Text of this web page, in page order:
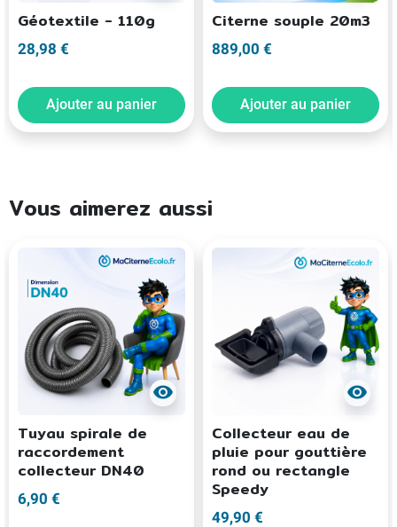
Géotextile - 110g
28,98 €
Ajouter au panier
Citerne souple 20m3
889,00 €
Ajouter au panier
Vous aimerez aussi
visibility
Tuyau spirale de
raccordement
collecteur DN40
6,90 €
visibility
Collecteur eau de
pluie pour gouttière
rond ou rectangle
Speedy
49,90 €